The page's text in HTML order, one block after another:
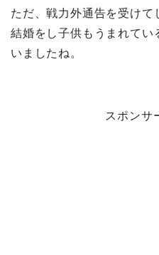
ただ、戦力外通告を受けて
結婚をし子供もうまれてい
いましたね。
スポンサ